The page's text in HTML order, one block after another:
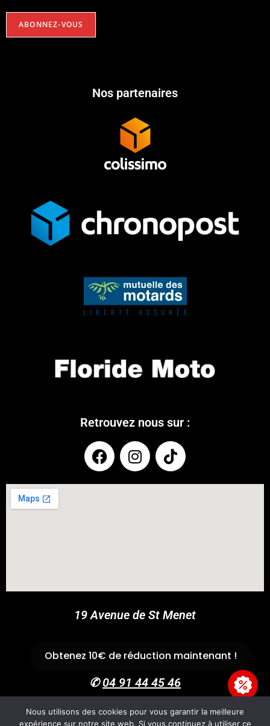
Nos partenaires
Retrouvez nous sur :
19 Avenue de St Menet
13011 Marseille
✆04 91 44 45 46
Obtenez 10€ de réduction maintenant !
Nous utilisons des cookies pour vous garantir la meilleure
expérience sur notre site web. Si vous continuez à utiliser ce